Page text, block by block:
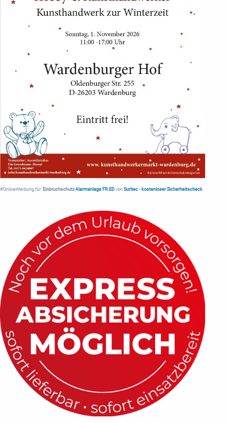
#OnlineWerbung für Einbruchschutz Alarmanlage FR.ED von Suritec • kostenloser Sicherheitscheck